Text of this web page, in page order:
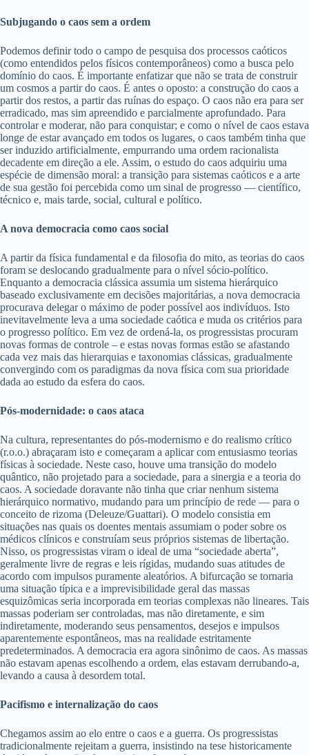
Subjugando o caos sem a ordem
Podemos definir todo o campo de pesquisa dos processos caóticos
(como entendidos pelos físicos contemporâneos) como a busca pelo
domínio do caos. É importante enfatizar que não se trata de construir
um cosmos a partir do caos. É antes o oposto: a construção do caos a
partir dos restos, a partir das ruínas do espaço. O caos não era para ser
erradicado, mas sim apreendido e parcialmente aprofundado. Para
controlar e moderar, não para conquistar; e como o nível de caos estava
longe de estar avançado em todos os lugares, o caos também tinha que
ser induzido artificialmente, empurrando uma ordem racionalista
decadente em direção a ele. Assim, o estudo do caos adquiriu uma
espécie de dimensão moral: a transição para sistemas caóticos e a arte
de sua gestão foi percebida como um sinal de progresso — científico,
técnico e, mais tarde, social, cultural e político.
A nova democracia como caos social
A partir da física fundamental e da filosofia do mito, as teorias do caos
foram se deslocando gradualmente para o nível sócio-político.
Enquanto a democracia clássica assumia um sistema hierárquico
baseado exclusivamente em decisões majoritárias, a nova democracia
procurava delegar o máximo de poder possível aos indivíduos. Isto
inevitavelmente leva a uma sociedade caótica e muda os critérios para
o progresso político. Em vez de ordená-la, os progressistas procuram
novas formas de controle – e estas novas formas estão se afastando
cada vez mais das hierarquias e taxonomias clássicas, gradualmente
convergindo com os paradigmas da nova física com sua prioridade
dada ao estudo da esfera do caos.
Pós-modernidade: o caos ataca
Na cultura, representantes do pós-modernismo e do realismo crítico
(r.o.o.) abraçaram isto e começaram a aplicar com entusiasmo teorias
físicas à sociedade. Neste caso, houve uma transição do modelo
quântico, não projetado para a sociedade, para a sinergia e a teoria do
caos. A sociedade doravante não tinha que criar nenhum sistema
hierárquico normativo, mudando para um princípio de rede — para o
conceito de rizoma (Deleuze/Guattari). O modelo consistia em
situações nas quais os doentes mentais assumiam o poder sobre os
médicos clínicos e construíam seus próprios sistemas de libertação.
Nisso, os progressistas viram o ideal de uma “sociedade aberta”,
geralmente livre de regras e leis rígidas, mudando suas atitudes de
acordo com impulsos puramente aleatórios. A bifurcação se tornaria
uma situação típica e a imprevisibilidade geral das massas
esquizômicas seria incorporada em teorias complexas não lineares. Tais
massas poderiam ser controladas, mas não diretamente, e sim
indiretamente, moderando seus pensamentos, desejos e impulsos
aparentemente espontâneos, mas na realidade estritamente
predeterminados. A democracia era agora sinônimo de caos. As massas
não estavam apenas escolhendo a ordem, elas estavam derrubando-a,
levando a causa à desordem total.
Pacifismo e internalização do caos
Chegamos assim ao elo entre o caos e a guerra. Os progressistas
tradicionalmente rejeitam a guerra, insistindo na tese historicamente